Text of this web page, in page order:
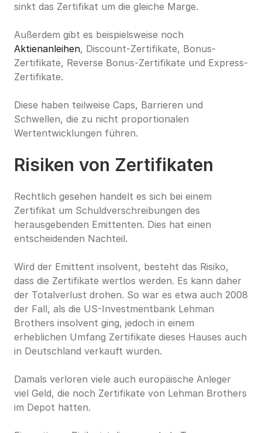
sinkt das Zertifikat um die gleiche Marge.
Aktienanleihen, Discount-Zertifikate, Bonus-
Zertifikate, Reverse Bonus-Zertifikate und Express-
Zertifikate.
Diese haben teilweise Caps, Barrieren und
Schwellen, die zu nicht proportionalen
Wertentwicklungen führen.
Risiken von Zertifikaten
Rechtlich gesehen handelt es sich bei einem
Zertifikat um Schuldverschreibungen des
herausgebenden Emittenten. Dies hat einen
entscheidenden Nachteil.
Wird der Emittent insolvent, besteht das Risiko,
dass die Zertifikate wertlos werden. Es kann daher
der Totalverlust drohen. So war es etwa auch 2008
der Fall, als die US-Investmentbank Lehman
Brothers insolvent ging, jedoch in einem
erheblichen Umfang Zertifikate dieses Hauses auch
in Deutschland verkauft wurden.
Damals verloren viele auch europäische Anleger
viel Geld, die noch Zertifikate von Lehman Brothers
im Depot hatten.